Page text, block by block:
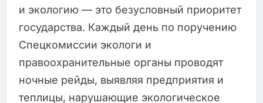
и экологию — это безусловный приоритет
государства. Каждый день по поручению
Спецкомиссии экологи и
правоохранительные органы проводят
ночные рейды, выявляя предприятия и
теплицы, нарушающие экологическое